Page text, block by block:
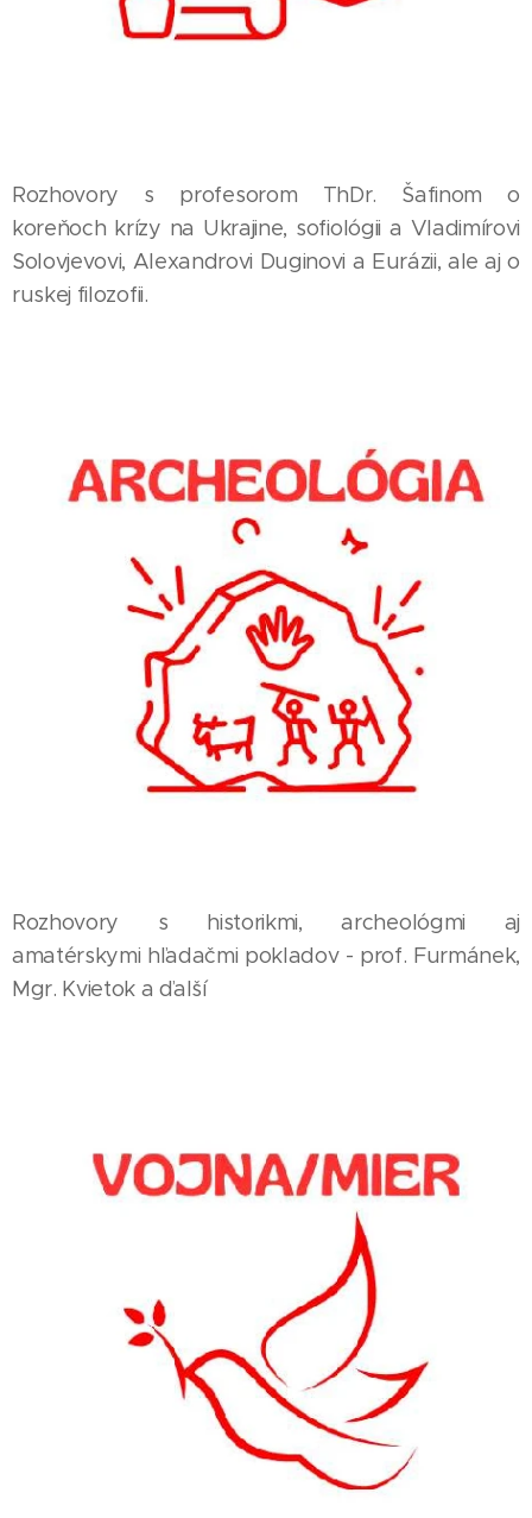
Rozhovory s profesorom ThDr. Šafinom o
koreňoch krízy na Ukrajine, sofiológii a Vladimírovi
Solovjevovi, Alexandrovi Duginovi a Eurázii, ale aj o
ruskej filozofii.
Rozhovory s historikmi, archeológmi aj
amatérskymi hľadačmi pokladov - prof. Furmánek,
Mgr. Kvietok a ďalší